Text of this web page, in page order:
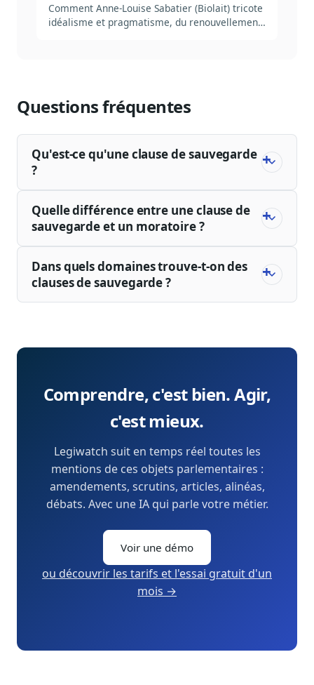
Comment Anne-Louise Sabatier (Biolait) tricote
idéalisme et pragmatisme, du renouvellement
Questions fréquentes
Qu'est-ce qu'une clause de sauvegarde
?
Quelle différence entre une clause de
sauvegarde et un moratoire ?
Dans quels domaines trouve-t-on des
clauses de sauvegarde ?
Comprendre, c'est bien. Agir,
c'est mieux.
Legiwatch suit en temps réel toutes les
mentions de ces objets parlementaires :
amendements, scrutins, articles, alinéas,
débats. Avec une IA qui parle votre métier.
Voir une démo
ou découvrir les tarifs et l'essai gratuit d'un
mois →